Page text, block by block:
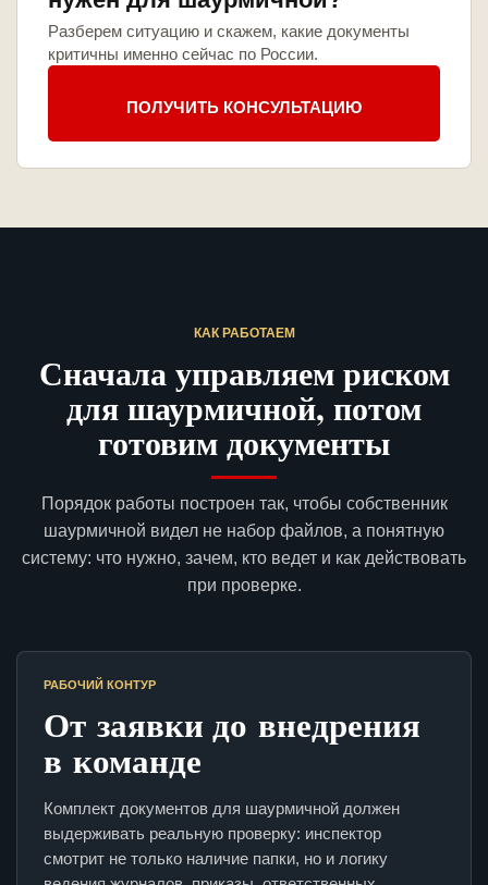
Разберем ситуацию и скажем, какие документы
критичны именно сейчас по России.
ПОЛУЧИТЬ КОНСУЛЬТАЦИЮ
КАК РАБОТАЕМ
Сначала управляем риском
для шаурмичной, потом
готовим документы
Порядок работы построен так, чтобы собственник
шаурмичной видел не набор файлов, а понятную
систему: что нужно, зачем, кто ведет и как действовать
при проверке.
РАБОЧИЙ КОНТУР
От заявки до внедрения
в команде
Комплект документов для шаурмичной должен
выдерживать реальную проверку: инспектор
смотрит не только наличие папки, но и логику